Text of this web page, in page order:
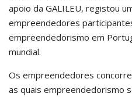
apoio da GALILEU, registou
empreendedores
empreendedorismo em
mundial.
Os empreendedores
as quais empreendedorismo